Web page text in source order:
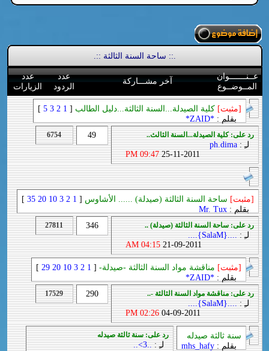
.:: ساحة السنة الثالثة ::.
عــنـــــــوان
المــوضــوع
آخر مشـــاركة
عدد
الردود
عدد
الزيارات
[مثبت]كلية الصيدلة...السنة الثالثة...دليل الطالب [
1
2
3
5
]
بقلم :*ZAID*
رد على: كلية الصيدلة...السنة الثالث..
لـِ :ph.dima
25-11-2011
09:47 PM
49
6754
[مثبت] ساحة السنة الثالثة (صيدلة) ...... الأشاوس [
1
2
3
10
20
35
]
بقلم :Mr. Tux
رد على: ساحة السنة الثالثة (صيدلة) ..
لـِ : ....{SalaM}....
21-09-2011
04:15 AM
346
27811
[مثبت] مناقشة مواد السنة الثالثة -صيدلة- [
1
2
3
10
20
29
]
بقلم :*ZAID*
رد على: مناقشة مواد السنة الثالثة -..
لـِ : ....{SalaM}....
04-09-2011
02:26 PM
290
17529
سنة ثالثة صيدله
بقلم :mhs_hafy
رد على: سنة ثالثة صيدله
لـِ : ..3>..